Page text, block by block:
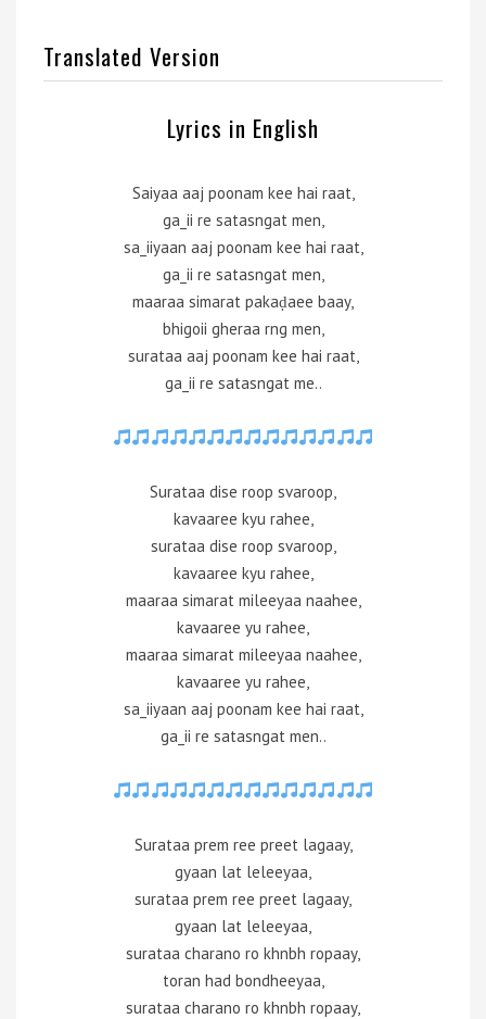
Translated Version
Lyrics in English
Saiyaa aaj poonam kee hai raat,
ga_ii re satasngat men,
sa_iiyaan aaj poonam kee hai raat,
ga_ii re satasngat men,
maaraa simarat pakaḍaee baay,
bhigoii gheraa rng men,
surataa aaj poonam kee hai raat,
ga_ii re satasngat me..
Surataa dise roop svaroop,
kavaaree kyu rahee,
surataa dise roop svaroop,
kavaaree kyu rahee,
maaraa simarat mileeyaa naahee,
kavaaree yu rahee,
maaraa simarat mileeyaa naahee,
kavaaree yu rahee,
sa_iiyaan aaj poonam kee hai raat,
ga_ii re satasngat men..
Surataa prem ree preet lagaay,
gyaan lat leleeyaa,
surataa prem ree preet lagaay,
gyaan lat leleeyaa,
surataa charano ro khnbh ropaay,
toran had bondheeyaa,
surataa charano ro khnbh ropaay,